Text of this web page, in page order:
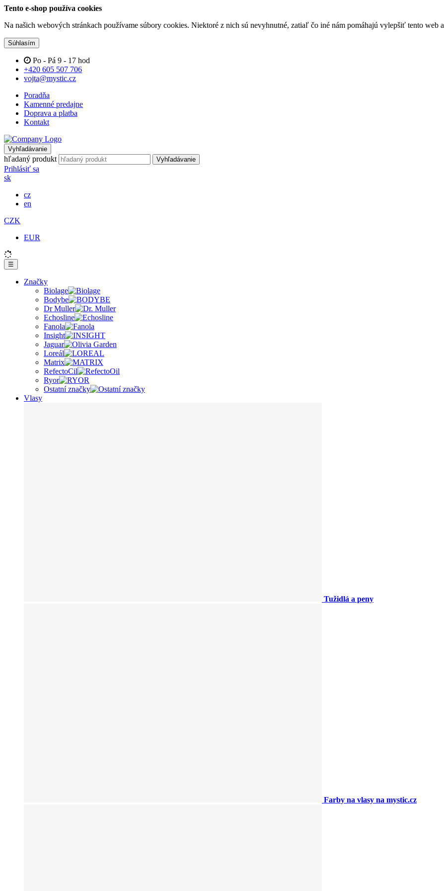
Tento e-shop používa cookies
Na našich webových stránkach používame súbory cookies. Niektoré z nich sú nevyhnutné, zatiaľ čo iné nám pomáhajú vylepšiť tento web
Súhlasím
Po - Pá 9 - 17 hod
+420 605 507 706
vojta@mystic.cz
Poradňa
Kamenné predajne
Doprava a platba
Kontakt
Vyhľadávanie
hľadaný produkt Vyhľadávanie
Prihlásiť sa
sk
cz
en
CZK
EUR
☰
Značky
Biolage
Bodybe
Dr Muller
Echosline
Fanola
Insight
Jaguar
Loreál
Matrix
RefectoCil
Ryor
Ostatní značky
Vlasy
Tužidlá a peny
Farby na vlasy na mystic.cz